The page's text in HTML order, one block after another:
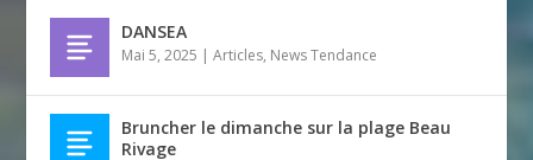
DANSEA
Mai 5, 2025 |Articles, News Tendance
Bruncher le dimanche sur la plage Beau
Rivage